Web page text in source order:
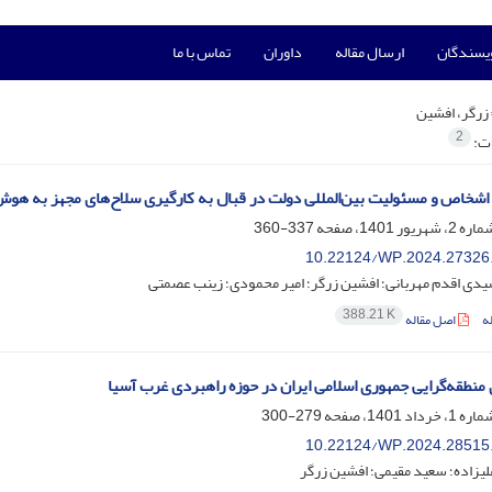
ارسال مقاله داوران تماس با ما
زرگر، افشین
2
و مسئولیت بین‌المللی دولت در قبال به کارگیرى سلاح‌های مجهز به
337-360
10.22124/
اقدم مهربانی؛ افشین زرگر؛ امیر محمودی؛ زینب عصمتی
اصل مقاله 388.21 K
جمهوری اسلامی ایران در حوزه راهبردی غرب آسیا
279-300
10.22124/
سعید مقیمی؛ افشین زرگر